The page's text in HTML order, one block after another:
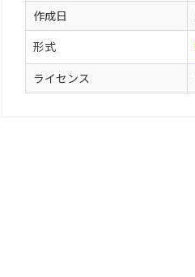
作成日
形式
ライセンス